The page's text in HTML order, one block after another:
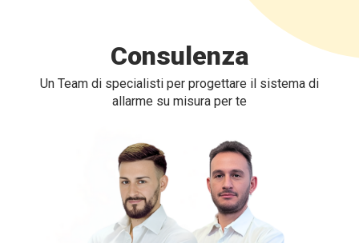
Consulenza
Un Team di specialisti per progettare il sistema di
allarme su misura per te